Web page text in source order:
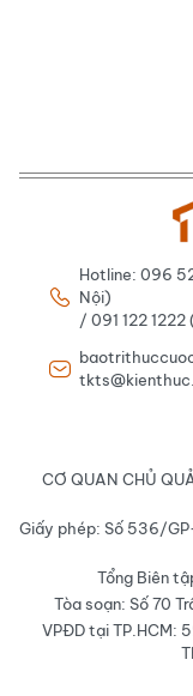
Hotline: 096
Nội)
/ 091 122 1222
CƠ QUAN CHỦ
Giấy phép: Số 536/
Tổng Biên
Tòa soạn: Số 70
VPĐD tại TP.HCM: